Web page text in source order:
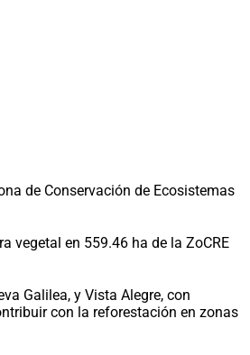
de Conservación de Ecosistemas
vegetal en 559.46 ha de la ZoCRE
Galilea, y Vista Alegre, con
con la reforestación en zonas